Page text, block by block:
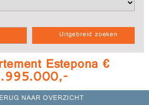
Uitgebreid zoeken
Estepona €
NAAR OVERZICHT